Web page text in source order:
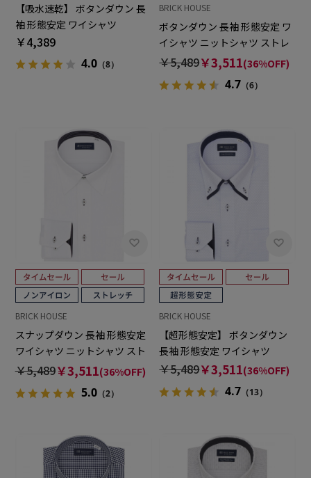
【吸水速乾】 ボタンダウン 長
袖 形態安定 ワイシャツ
￥4,389
4.0（8）
BRICK HOUSE
ボタンダウン 長袖 形態安定 ワ
イシャツ ニットシャツ ストレ
ッチ
￥5,489￥3,511(36%OFF)
4.7 （6）
BRICK HOUSE
スナップダウン 長袖 形態安定
ワイシャツ ニットシャツ スト
レッチ
￥5,489￥3,511(36%OFF)
5.0（2）
BRICK HOUSE
【超形態安定】 ボタンダウン
長袖 形態安定 ワイシャツ
￥5,489￥3,511(36%OFF)
4.7 （13）